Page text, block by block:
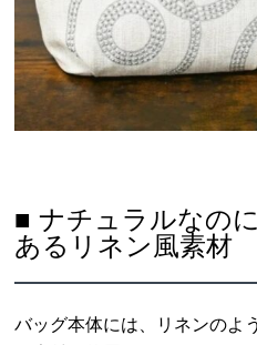
■ ナチュラルなの
あるリネン風素材
バッグ本体には、リネンのよ